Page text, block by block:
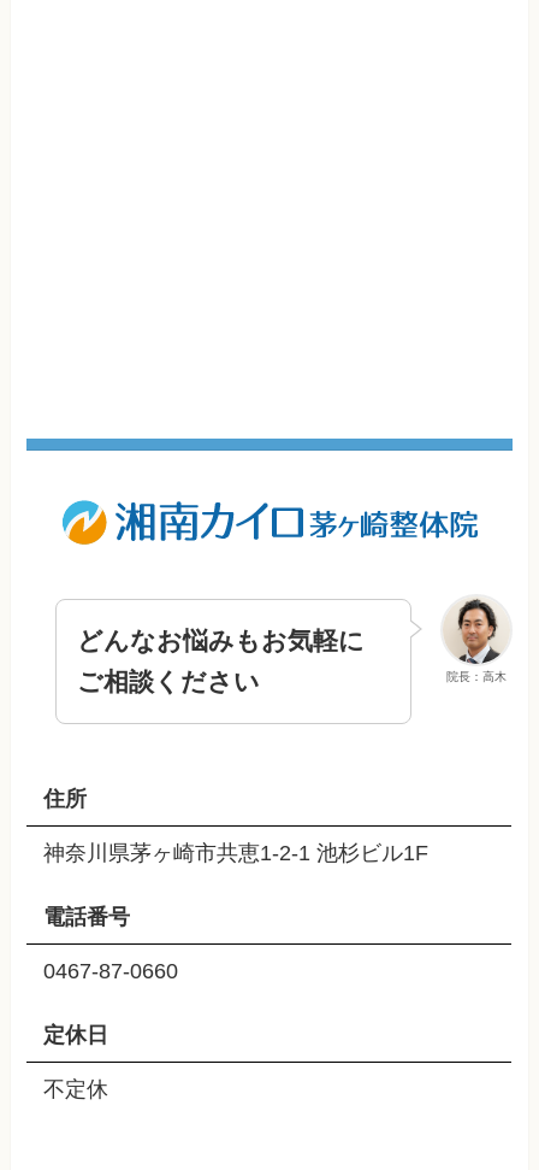
院長：高木
どんなお悩みもお気軽に
ご相談ください
住所
神奈川県茅ヶ崎市共恵1-2-1 池杉ビル1F
電話番号
0467-87-0660
定休日
不定休